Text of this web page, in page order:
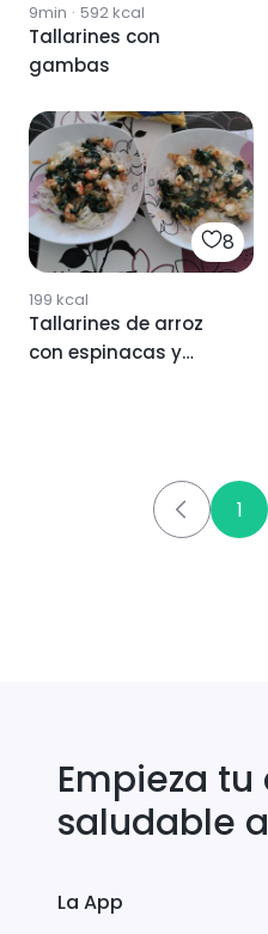
9min · 592kcal
Tallarines con
gambas
8
199 kcal
Tallarines de arroz
con espinacas y
1
Empieza
saludable
La App